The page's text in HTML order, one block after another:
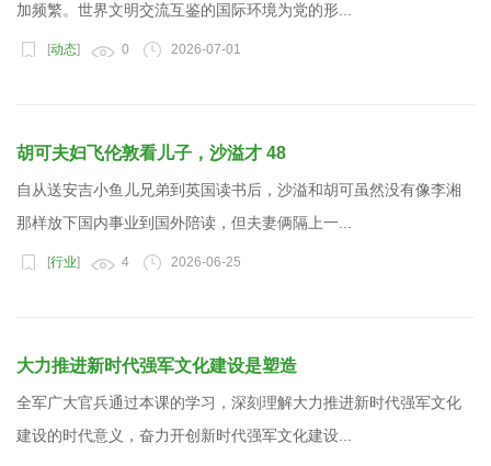
加频繁。世界文明交流互鉴的国际环境为党的形...
[动态] 0 2026-07-01
胡可夫妇飞伦敦看儿子，沙溢才 48
自从送安吉小鱼儿兄弟到英国读书后，沙溢和胡可虽然没有像李湘
那样放下国内事业到国外陪读，但夫妻俩隔上一...
[行业] 4 2026-06-25
大力推进新时代强军文化建设是塑造
全军广大官兵通过本课的学习，深刻理解大力推进新时代强军文化
建设的时代意义，奋力开创新时代强军文化建设...